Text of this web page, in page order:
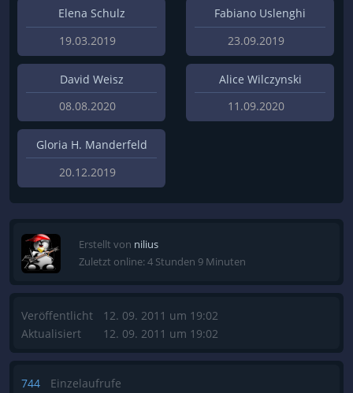
Elena Schulz
19.03.2019
Fabiano Uslenghi
23.09.2019
David Weisz
08.08.2020
Alice Wilczynski
11.09.2020
Gloria H. Manderfeld
20.12.2019
Erstellt von nilius
Zuletzt online: 4 Stunden 9 Minuten
Veröffentlicht
Aktualisiert
12. 09. 2011 um 19:02
12. 09. 2011 um 19:02
744 Einzelaufrufe